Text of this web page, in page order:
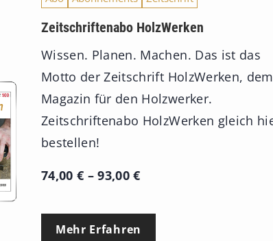
Zeitschriftenabo HolzWerken
Wissen. Planen. Machen. Das ist das
Motto der Zeitschrift HolzWerken, dem
Magazin für den Holzwerker.
Zeitschriftenabo HolzWerken gleich
bestellen!
74,00 € –93,00€P
e
Mehr Erfahren